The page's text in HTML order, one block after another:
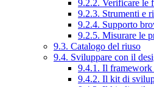
9.2.2. Verificare le
9.2.3. Strumenti e
9.2.4. Supporto
9.2.5. Misurare le
9.3. Catalogo del riuso
9.4. Sviluppare con il
9.4.1. Il framework
9.4.2. Il kit di